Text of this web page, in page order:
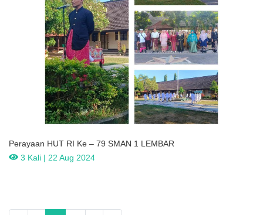
Perayaan HUT RI Ke – 79 SMAN 1 LEMBAR
3 Kali | 22 Aug 2024